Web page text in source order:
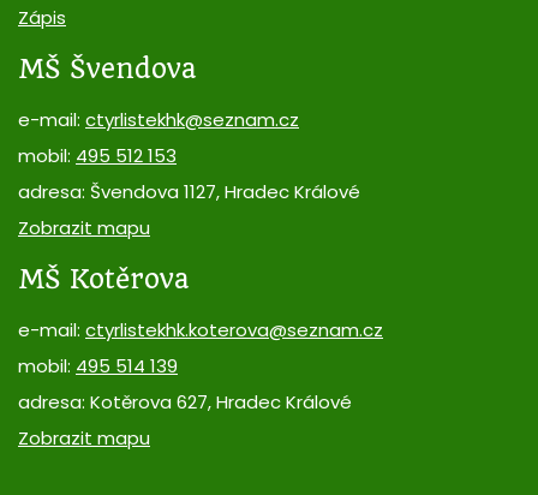
Zápis
MŠ Švendova
e-mail: ctyrlistekhk@seznam.cz
mobil: 495 512 153
adresa: Švendova 1127, Hradec Králové
Zobrazit mapu
MŠ Kotěrova
e-mail: ctyrlistekhk.koterova@seznam.cz
mobil: 495 514 139
adresa: Kotěrova 627, Hradec Králové
Zobrazit mapu